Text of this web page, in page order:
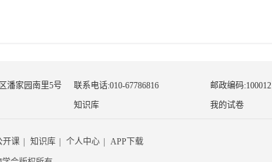
潘家园南里5号 联系电话:010-67786816
邮政编码:100012
知识库 我的试卷
开课 知识库 个人中心 APP下载